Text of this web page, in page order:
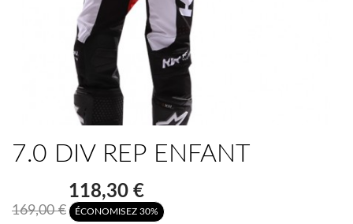
7.0 DIV REP ENFANT
169,00 €
118,30 €
ÉCONOMISEZ 30%